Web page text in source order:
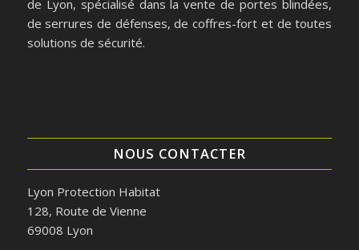
de Lyon, spécialisé dans la vente de portes blindées,
de serrures de défenses, de coffres-fort et de toutes
solutions de sécurité.
NOUS CONTACTER
Lyon Protection Habitat
128, Route de Vienne
69008 Lyon